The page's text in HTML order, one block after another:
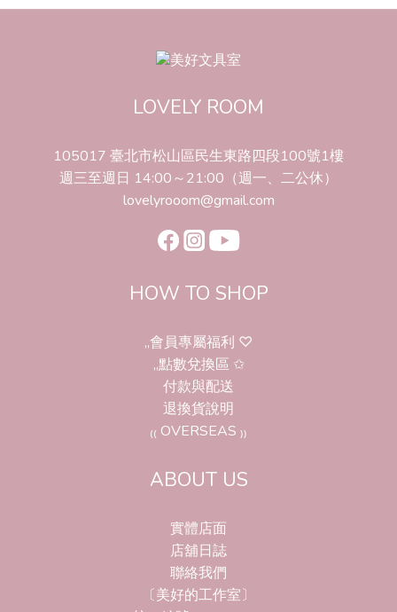
LOVELY ROOM
105017 臺北市松山區民生東路四段100號1樓
週三至週日 14:00～21:00（週一、二公休）
lovelyrooom@gmail.com
HOW TO SHOP
,,會員專屬福利 ♡
,,點數兌換區 ✩
付款與配送
退換貨說明
₍₍ OVERSEAS ₎₎
ABOUT US
實體店面
店舖日誌
聯絡我們
〔美好的工作室〕